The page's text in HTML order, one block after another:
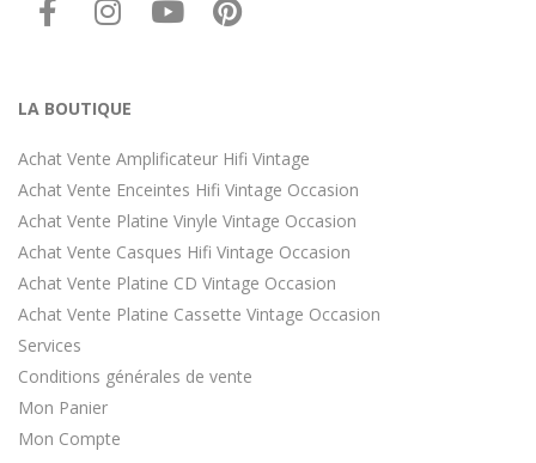
LA BOUTIQUE
Achat Vente Amplificateur Hifi Vintage
Achat Vente Enceintes Hifi Vintage Occasion
Achat Vente Platine Vinyle Vintage Occasion
Achat Vente Casques Hifi Vintage Occasion
Achat Vente Platine CD Vintage Occasion
Achat Vente Platine Cassette Vintage Occasion
Services
Conditions générales de vente
Mon Panier
Mon Compte